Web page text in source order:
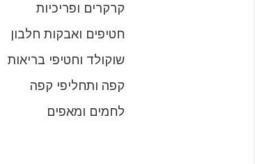
קרקרים ופריכיות
חטיפים ואבקות חלבון
שוקולד וחטיפי בריאות
קפה ותחליפי קפה
לחמים ומאפים